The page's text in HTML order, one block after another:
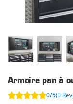
Armoire pan à
0/5(0